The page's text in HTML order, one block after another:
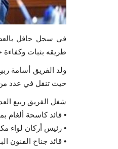
في سجل حافل
طريقه بثبات وكفاءة
حيث تنقل في عدد من
شغل الفريق ربيع
• قائد كاسحة ألغام
• رئيس أركان لواء
• قائد جناح الفنون